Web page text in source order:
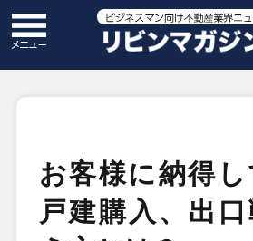
お客様に納得し
戸建購入、出